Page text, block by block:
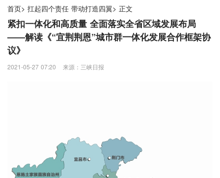
首页> 扛起四个责任 带动打造四翼> 正文
紧扣一体化和高质量 全面落实全省区域发展布局
——解读《“宜荆荆恩”城市群一体化发展合作框架协
议》
2021-05-27 07:20 来源：三峡日报